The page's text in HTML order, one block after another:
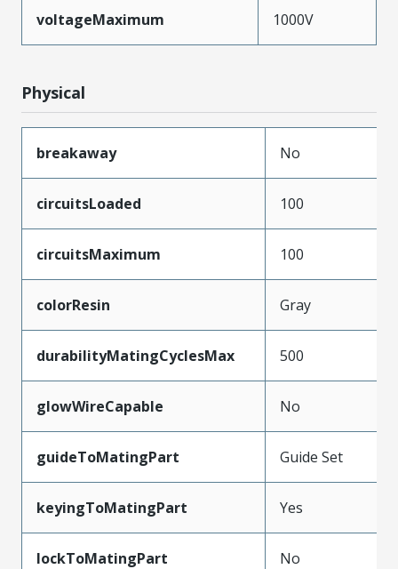
voltageMaximum 1000V
Physical
breakaway No
circuitsLoaded 100
circuitsMaximum 100
colorResin Gray
durabilityMatingCyclesMax 500
glowWireCapable No
guideToMatingPart Guide Set
keyingToMatingPart Yes
lockToMatingPart No